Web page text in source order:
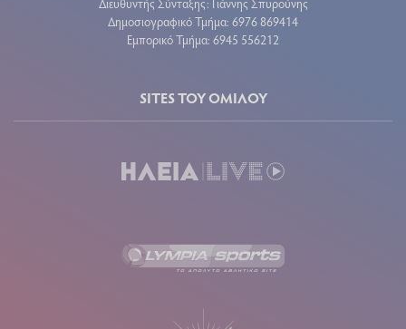
Δημοσιογραφικό Τμήμα: 6976 869414
Εμπορικό Τμήμα: 6945 556212
SITES ΤΟΥ ΟΜΙΛΟΥ